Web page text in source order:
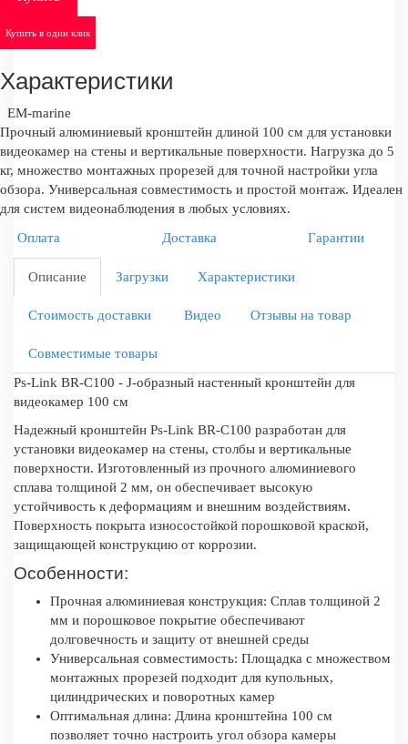
Купить в один клик
Характеристики
EM-marine
Прочный алюминиевый кронштейн длиной 100 см для установки
видеокамер на стены и вертикальные поверхности. Нагрузка до 5
кг, множество монтажных прорезей для точной настройки угла
обзора. Универсальная совместимость и простой монтаж. Идеален
для систем видеонаблюдения в любых условиях.
Оплата
Доставка Гарантии
Описание Загрузки Характеристики
Стоимость доставки Видео Отзывы на товар
Совместимые товары
Ps-Link BR-C100 - J-образный настенный кронштейн для
видеокамер 100 см
Надежный кронштейн Ps-Link BR-C100 разработан для
установки видеокамер на стены, столбы и вертикальные
поверхности. Изготовленный из прочного алюминиевого
сплава толщиной 2 мм, он обеспечивает высокую
устойчивость к деформациям и внешним воздействиям.
Поверхность покрыта износостойкой порошковой краской,
защищающей конструкцию от коррозии.
Особенности:
Прочная алюминиевая конструкция: Сплав толщиной 2
мм и порошковое покрытие обеспечивают
долговечность и защиту от внешней среды
Универсальная совместимость: Площадка с множеством
монтажных прорезей подходит для купольных,
цилиндрических и поворотных камер
Оптимальная длина: Длина кронштейна 100 см
позволяет точно настроить угол обзора камеры